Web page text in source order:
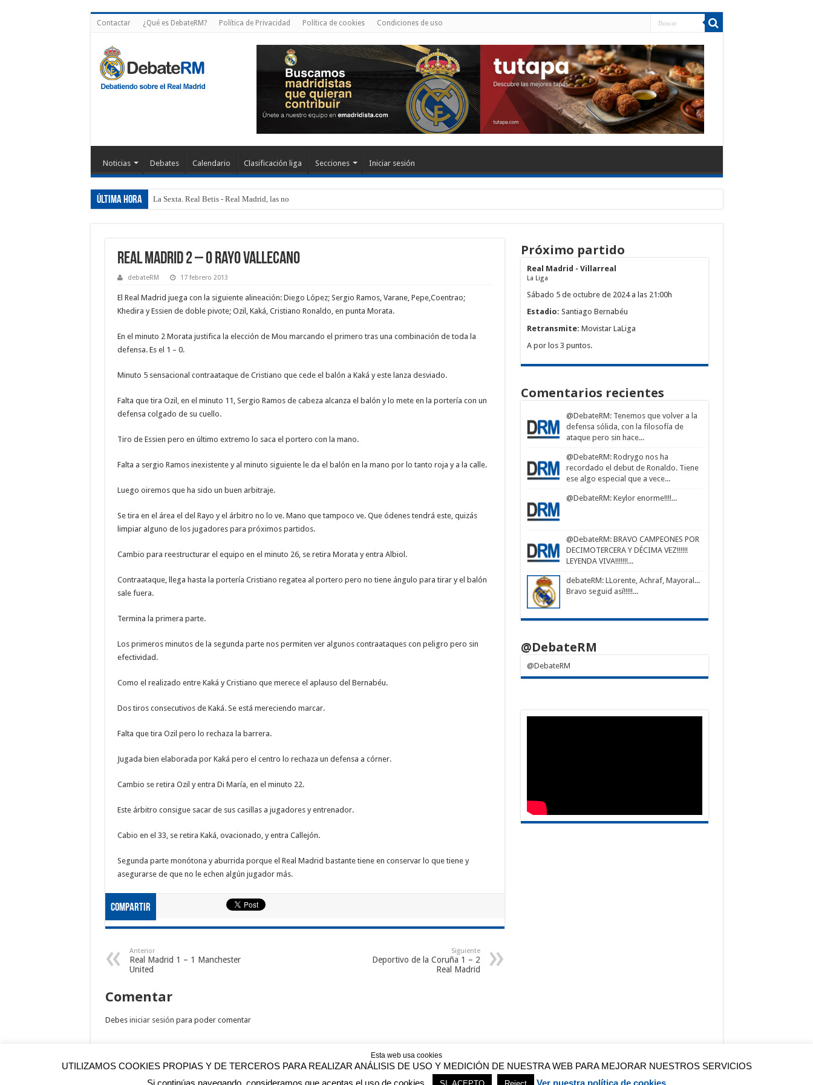
Contactar ¿Qué es DebateRM? Política de Privacidad Política de cookies Condiciones de uso
Noticias Debates Calendario Clasificación liga Secciones Iniciar sesión
Última hora La Sexta. Real Betis - Real Madrid, las notas de los
Real Madrid 2 – 0 Rayo Vallecano
debateRM 17 febrero 2013
El Real Madrid juega con la siguiente alineación: Diego López; Sergio Ramos, Varane, Pepe,Coentrao;
Khedira y Essien de doble pivote; Ozil, Kaká, Cristiano Ronaldo, en punta Morata.
En el minuto 2 Morata justifica la elección de Mou marcando el primero tras una combinación de toda la
defensa. Es el 1 – 0.
Minuto 5 sensacional contraataque de Cristiano que cede el balón a Kaká y este lanza desviado.
Falta que tira Ozil, en el minuto 11, Sergio Ramos de cabeza alcanza el balón y lo mete en la portería con un
defensa colgado de su cuello.
Tiro de Essien pero en último extremo lo saca el portero con la mano.
Falta a sergio Ramos inexistente y al minuto siguiente le da el balón en la mano por lo tanto roja y a la calle.
Luego oiremos que ha sido un buen arbitraje.
Se tira en el área el del Rayo y el árbitro no lo ve. Mano que tampoco ve. Que ódenes tendrá este, quizás
limpiar alguno de los jugadores para próximos partidos.
Cambio para reestructurar el equipo en el minuto 26, se retira Morata y entra Albiol.
Contraataque, llega hasta la portería Cristiano regatea al portero pero no tiene ángulo para tirar y el balón
sale fuera.
Termina la primera parte.
Los primeros minutos de la segunda parte nos permiten ver algunos contraataques con peligro pero sin
efectividad.
Como el realizado entre Kaká y Cristiano que merece el aplauso del Bernabéu.
Dos tiros consecutivos de Kaká. Se está mereciendo marcar.
Falta que tira Ozil pero lo rechaza la barrera.
Jugada bien elaborada por Kaká pero el centro lo rechaza un defensa a córner.
Cambio se retira Ozil y entra Di María, en el minuto 22.
Este árbitro consigue sacar de sus casillas a jugadores y entrenador.
Cabio en el 33, se retira Kaká, ovacionado, y entra Callejón.
Segunda parte monótona y aburrida porque el Real Madrid bastante tiene en conservar lo que tiene y
asegurarse de que no le echen algún jugador más.
Compartir
Anterior
Real Madrid 1 – 1 Manchester
United
Siguiente
Deportivo de la Coruña 1 – 2
Real Madrid
Comentar
Debes iniciar sesión para poder comentar
Próximo partido
Real Madrid - Villarreal
La Liga
Sábado 5 de octubre de 2024 a las 21:00h
Estadio: Santiago Bernabéu
Retransmite: Movistar LaLiga
A por los 3 puntos.
Comentarios recientes
@DebateRM: Tenemos que volver a la
defensa sólida, con la filosofía de
ataque pero sin hace...
@DebateRM: Rodrygo nos ha
recordado el debut de Ronaldo. Tiene
ese algo especial que a vece...
@DebateRM: Keylor enorme!!!!...
@DebateRM: BRAVO CAMPEONES POR
DECIMOTERCERA Y DÉCIMA VEZ!!!!!!
LEYENDA VIVA!!!!!!!...
debateRM: LLorente, Achraf, Mayoral...
Bravo seguid así!!!!!...
@DebateRM
@DebateRM
2009 - 2026 |Autores de DebateRM|Línea de tiempo del Real Madrid
Esta web usa cookies
UTILIZAMOS COOKIES PROPIAS Y DE TERCEROS PARA REALIZAR ANÁLISIS DE USO Y MEDICIÓN DE NUESTRA WEB PARA MEJORAR NUESTROS SERVICIOS
Si continúas navegando, consideramos que aceptas el uso de cookies.
Ver nuestra política de cookies